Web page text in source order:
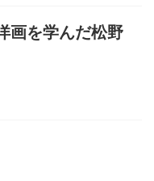
画を学んだ松野